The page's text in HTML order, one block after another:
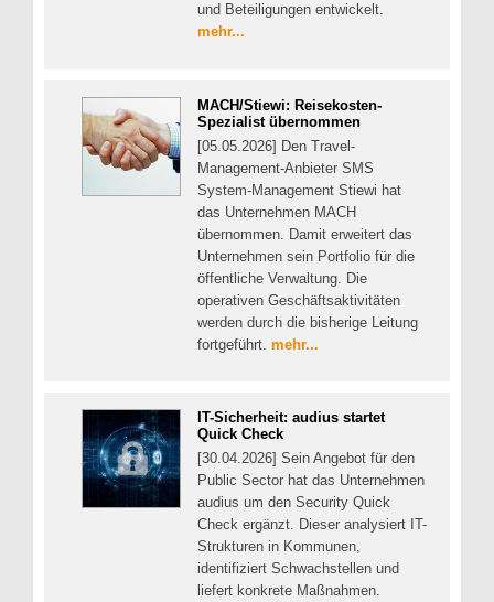
und Beteiligungen entwickelt.
mehr...
MACH/Stiewi: Reisekosten-
Spezialist übernommen
[05.05.2026] Den Travel-
Management-Anbieter SMS
System-Management Stiewi hat
das Unternehmen MACH
übernommen. Damit erweitert das
Unternehmen sein Portfolio für die
öffentliche Verwaltung. Die
operativen Geschäftsaktivitäten
werden durch die bisherige Leitung
fortgeführt. mehr...
IT-Sicherheit: audius startet
Quick Check
[30.04.2026] Sein Angebot für den
Public Sector hat das Unternehmen
audius um den Security Quick
Check ergänzt. Dieser analysiert IT-
Strukturen in Kommunen,
identifiziert Schwachstellen und
liefert konkrete Maßnahmen.